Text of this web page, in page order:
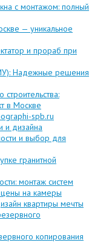
с монтажом: полный
— уникальное
и прораб при
Надежные решения
в Москве
spb.ru
и дизайна
и выбор для
гранитной
монтаж систем
на камеры
квартиры мечты
копирования